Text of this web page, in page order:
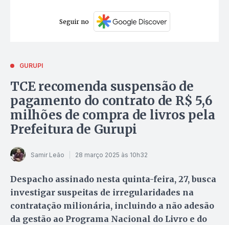
Seguir no
GURUPI
TCE recomenda suspensão de
pagamento do contrato de R$ 5,6
milhões de compra de livros pela
Prefeitura de Gurupi
Samir Leão 28 março 2025 às 10h32
Despacho assinado nesta quinta-feira, 27, busca
investigar suspeitas de irregularidades na
contratação milionária, incluindo a não adesão
da gestão ao Programa Nacional do Livro e do